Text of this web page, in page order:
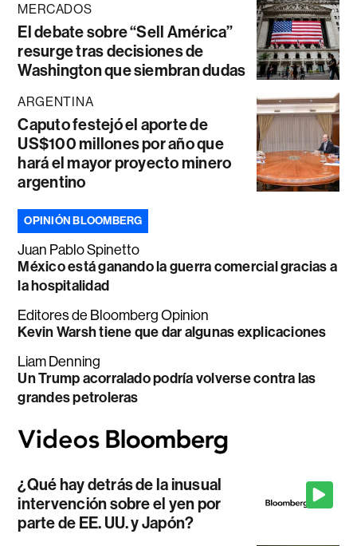
MERCADOS
El debate sobre “Sell América”
resurge tras decisiones de
Washington que siembran dudas
ARGENTINA
Caputo festejó el aporte de
US$100 millones por año que
hará el mayor proyecto minero
argentino
OPINIÓN BLOOMBERG
Juan Pablo Spinetto
México está ganando la guerra comercial gracias a
la hospitalidad
Editores de Bloomberg Opinion
Kevin Warsh tiene que dar algunas explicaciones
Liam Denning
Un Trump acorralado podría volverse contra las
grandes petroleras
¿Qué hay detrás de la inusual
intervención sobre el yen por
parte de EE. UU. y Japón?